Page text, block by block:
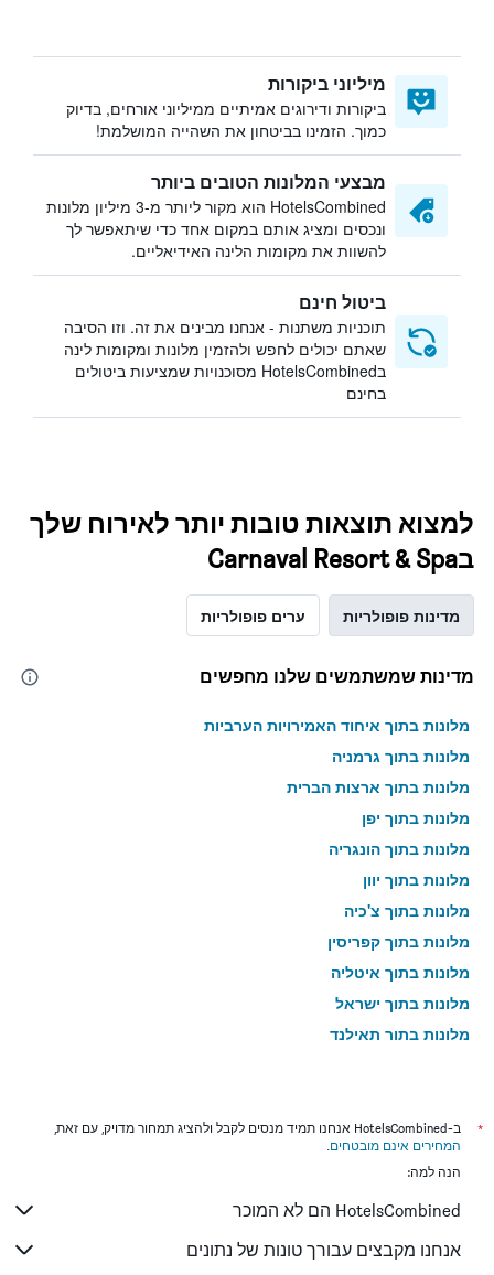
מיליוני ביקורות
ביקורות ודירוגים אמיתיים ממיליוני אורחים, בדיוק
כמוך. הזמינו בביטחון את השהייה המושלמת!
מבצעי המלונות הטובים ביותר
HotelsCombined הוא מקור ליותר מ-3 מיליון מלונות
ונכסים ומציג אותם במקום אחד כדי שיתאפשר לך
להשוות את מקומות הלינה האידיאליים.
ביטול חינם
תוכניות משתנות - אנחנו מבינים את זה. וזו הסיבה
שאתם יכולים לחפש ולהזמין מלונות ומקומות לינה
בHotelsCombined מסוכנויות שמציעות ביטולים
בחינם
למצוא תוצאות טובות יותר לאירוח שלך
בCarnaval Resort & Spa
מדינות פופולריות ערים פופולריות
מדינות שמשתמשים שלנו מחפשים
מלונות בתוך איחוד האמירויות הערביות
מלונות בתוך גרמניה
מלונות בתוך ארצות הברית
מלונות בתוך יפן
מלונות בתוך הונגריה
מלונות בתוך יוון
מלונות בתוך צ'כיה
מלונות בתוך קפריסין
מלונות בתוך איטליה
מלונות בתוך ישראל
מלונות בתוך תאילנד
*
ב-HotelsCombined אנחנו תמיד מנסים לקבל ולהציג תמחור מדויק, עם זאת,
המחירים אינם מובטחים.
הנה למה:
HotelsCombined הם לא המוכר
אנחנו מקבצים עבורך טונות של נתונים